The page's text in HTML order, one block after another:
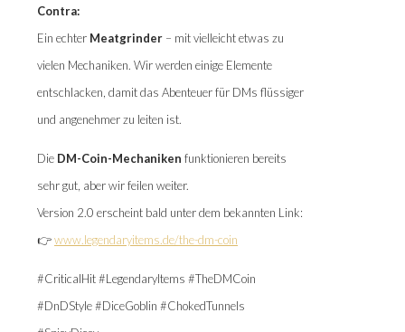
Contra:
Ein echter Meatgrinder – mit vielleicht etwas zu
vielen Mechaniken. Wir werden einige Elemente
entschlacken, damit das Abenteuer für DMs flüssiger
und angenehmer zu leiten ist.
Die DM-Coin-Mechaniken funktionieren bereits
sehr gut, aber wir feilen weiter.
Version 2.0 erscheint bald unter dem bekannten Link:
👉www.legendaryitems.de/the-dm-coin
#CriticalHit #LegendaryItems #TheDMCoin
#DnDStyle #DiceGoblin #ChokedTunnels